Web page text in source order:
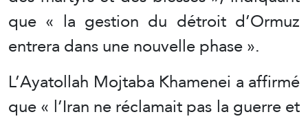
que « la gestion du détroit d’Ormuz
entrera dans une nouvelle phase ».
L’Ayatollah Mojtaba Khamenei a affirmé
que « l’Iran ne réclamait pas la guerre et